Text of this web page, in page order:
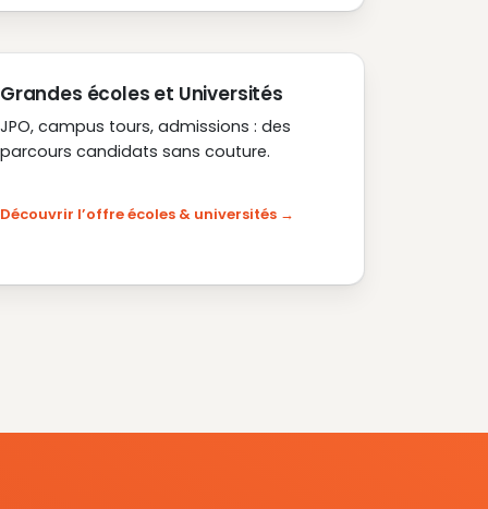
Grandes écoles et Universités
JPO, campus tours, admissions : des
parcours candidats sans couture.
Découvrir l’offre écoles & universités